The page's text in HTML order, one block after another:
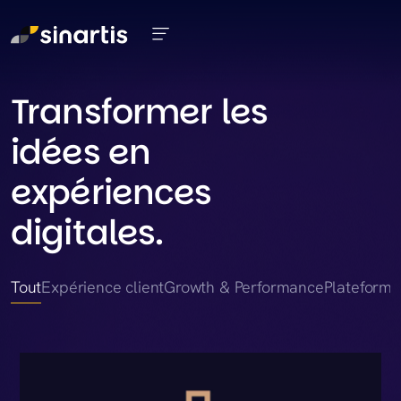
Transformer les
idées en
expériences
digitales.
ToutExpérience clientGrowth & Performance